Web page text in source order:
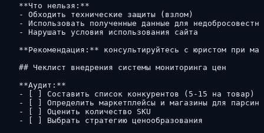
**Что нельзя:**
- Обходить технические защиты (взлом)
- Использовать полученные данные для
- Нарушать условия использования сайта
**Рекомендация:** консультируйтесь с юристом при
## Чеклист внедрения системы мониторинга цен
**Аудит:**
- [ ] Составить список конкурентов (5-15 на товар)
- [ ] Определить маркетплейсы и магазины для
- [ ] Оценить количество SKU
- [ ] Выбрать стратегию ценообразования